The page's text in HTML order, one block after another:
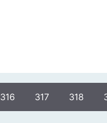
316 317 318